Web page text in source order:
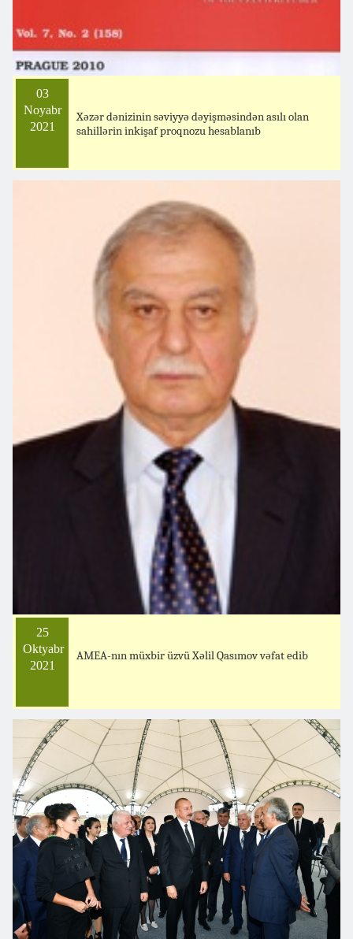
03
Noyabr
2021
Xəzər dənizinin səviyyə dəyişməsindən asılı olan
sahillərin inkişaf proqnozu hesablanıb
25
Oktyabr
2021
AMEA-nın müxbir üzvü Xəlil Qasımov vəfat edib